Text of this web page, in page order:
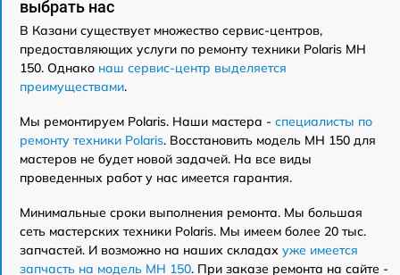
выбрать нас
В Казани существует множество сервис-центров,
предоставляющих услуги по ремонту техники Polaris MH
150. Однако наш сервис-центр выделяется
преимуществами.
Мы ремонтируем Polaris. Наши мастера - специалисты по
ремонту техники Polaris. Восстановить модель MH 150 для
мастеров не будет новой задачей. На все виды
проведенных работ у нас имеется гарантия.
Минимальные сроки выполнения ремонта. Мы большая
сеть мастерских техники Polaris. Мы имеем более 20 тыс.
запчастей. И возможно на наших складах уже имеется
запчасть на модель MH 150. При заказе ремонта на сайте -